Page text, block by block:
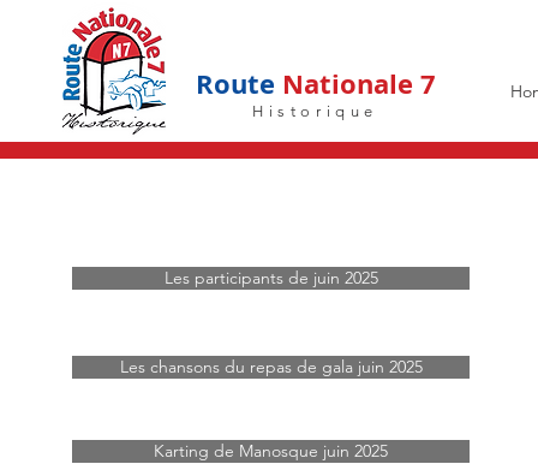
Route Nationale 7
Historique
Les participants de juin 2025
Les chansons du repas de gala juin 2025
Karting de Manosque juin 2025